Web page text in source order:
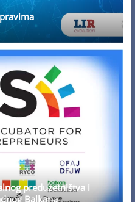
preduzetništva i
Balkana